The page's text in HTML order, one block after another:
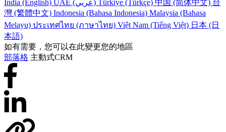
India (English) UAE (عربي) Türkiye (Türkçe) 中国 (简体中文) 台
灣 (繁體中文) Indonesia (Bahasa Indonesia) Malaysia (Bahasa
Melayu) ประเทศไทย (ภาษาไทย) Việt Nam (Tiếng Việt) 日本 (日
本語)
如有需要，您可以在此變更您的地區
部落格 主動式CRM